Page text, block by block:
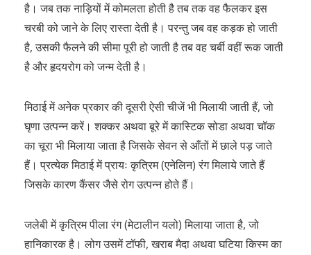
है। जब तक नाड़ियों में कोमलता होती है तब तक वह फैलकर इस
चरबी को जाने के लिए रास्ता देती है। परन्तु जब वह कड़क हो जाती
है, उसकी फैलने की सीमा पूरी हो जाती है तब वह चर्बी वहीं रूक जाती
है और हृदयरोग को जन्म देती है।
मिठाई में अनेक प्रकार की दूसरी ऐसी चीजें भी मिलायी जाती हैं, जो
घृणा उत्पन्न करें। शक्कर अथवा बूरे में कास्टिक सोडा अथवा चॉक
का चूरा भी मिलाया जाता है जिसके सेवन से आँतों में छाले पड़ जाते
हैं। प्रत्येक मिठाई में प्रायः कृत्रिम (एनेलिन) रंग मिलाये जाते हैं
जिसके कारण कैंसर जैसे रोग उत्पन्न होते हैं।
जलेबी में कृत्रिम पीला रंग (मेटालीन यलो) मिलाया जाता है, जो
हानिकारक है। लोग उसमें टॉफी, खराब मैदा अथवा घटिया किस्म का